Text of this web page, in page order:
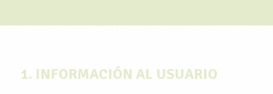
1. INFORMACIÓN AL USUARIO